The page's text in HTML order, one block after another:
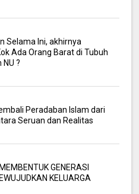
Selama Ini, akhirnya
Ada Orang Barat di Tubuh
?
Peradaban Islam dari
Seruan dan Realitas
GENERASI
KELUARGA